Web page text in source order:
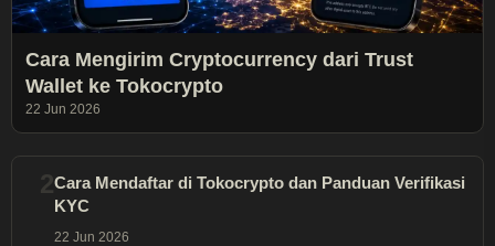
Cara Mengirim Cryptocurrency dari Trust
Wallet ke Tokocrypto
22 Jun 2026
2Cara Mendaftar di Tokocrypto dan Panduan Verifikasi
KYC
22 Jun 2026